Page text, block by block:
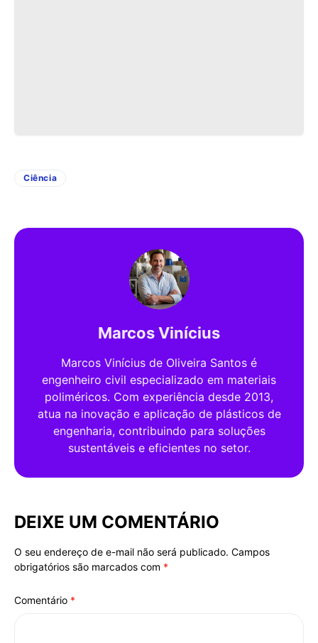
Ciência
Marcos Vinícius
Marcos Vinícius de Oliveira Santos é
engenheiro civil especializado em materiais
poliméricos. Com experiência desde 2013,
atua na inovação e aplicação de plásticos de
engenharia, contribuindo para soluções
sustentáveis e eficientes no setor.
DEIXE UM COMENTÁRIO
O seu endereço de e-mail não será publicado. Campos
obrigatórios são marcados com *
Comentário *
Alternative: